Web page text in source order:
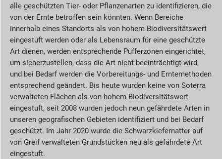
alle geschützten Tier- oder Pflanzenarten zu identifizieren, die
von der Ernte betroffen sein könnten. Wenn Bereiche
innerhalb eines Standorts als von hohem Biodiversitätswert
eingestuft werden oder als Lebensraum für eine geschützte
Art dienen, werden entsprechende Pufferzonen eingerichtet,
um sicherzustellen, dass die Art nicht beeinträchtigt wird,
und bei Bedarf werden die Vorbereitungs- und Erntemethoden
entsprechend geändert. Bis heute wurden keine von Soterra
verwalteten Flächen als von hohem Biodiversitätswert
eingestuft, seit 2008 wurden jedoch neun gefährdete Arten in
unseren geografischen Gebieten identifiziert und bei Bedarf
geschützt. Im Jahr 2020 wurde die Schwarzkiefernatter auf
von Greif verwalteten Grundstücken neu als gefährdete Art
eingestuft.